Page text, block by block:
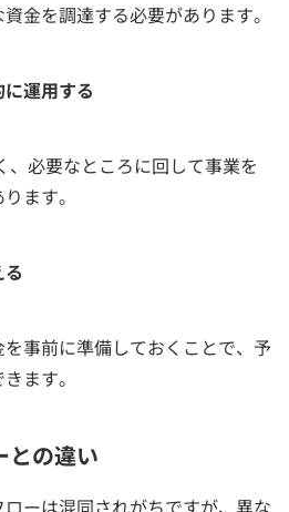
金を調達する必要があります。
運用する
必要なところに回して事業を
ます。
事前に準備しておくことで、予
ます。
との違い
ーは混同されがちですが、異な